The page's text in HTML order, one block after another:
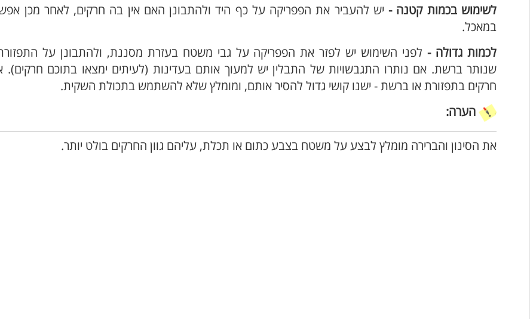
לשימוש בכמות קטנה - יש להעביר את הפפריקה על כף היד ולהתבונן האם אין בה חרקים, לאחר מכן
במאכל.
לכמות גדולה -לפני השימוש יש לפזר את הפפריקה על גבי משטח בעזרת מסננת, ולהתבונן על
שנותר ברשת. אם נותרו התגבשויות של התבלין יש למעוך אותם בעדינות (לעיתים ימצאו בתוכם חרקים).
חרקים בתפזורת או ברשת - ישנו קושי גדול להסיר אותם, ומומלץ שלא להשתמש בתכולת השקית.
הערה:
את הסינון והברירה מומלץ לבצע על משטח בצבע כתום או תכלת, עליהם גוון החרקים בולט יותר.